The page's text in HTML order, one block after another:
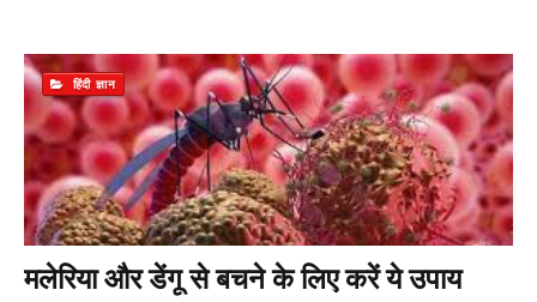
हिंदी ज्ञान
मलेरिया और डेंगू से बचने के लिए करें ये उपाय